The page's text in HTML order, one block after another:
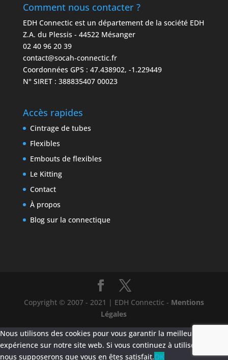
Comment nous contacter ?
EDH Connectic est un département de la société EDH
Z.A. du Plessis - 44522 Mésanger
02 40 96 20 39
contact@socah-connectic.fr
Coordonnées GPS : 47.438902, -1.229449
N° SIRET : 388835407 00023
Accès rapides
Cintrage de tubes
Flexibles
Embouts de flexibles
Le Kitting
Contact
À propos
Blog sur la connectique
Copyright © 2007 - 2021 | EDH Connectic - Mentions
Légales
Nous utilisons des cookies pour vous garantir la meilleure
expérience sur notre site web. Si vous continuez à utiliser ce site,
nous supposerons que vous en êtes satisfait.OK